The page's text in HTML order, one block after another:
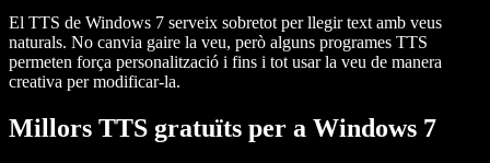
El TTS de Windows 7 serveix sobretot per llegir text amb veus
naturals. No canvia gaire la veu, però alguns programes TTS
permeten força personalització i fins i tot usar la veu de manera
creativa per modificar-la.
Millors TTS gratuïts per a Windows 7